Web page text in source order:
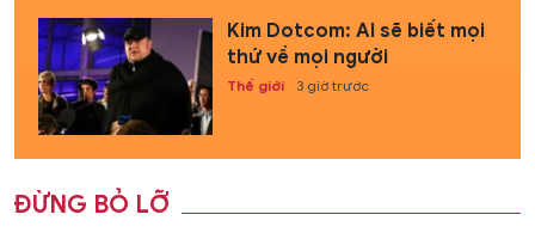
Kim Dotcom: AI sẽ biết mọi
thứ về mọi người
Thế giới 3 giờ trước
ĐỪNG BỎ LỠ